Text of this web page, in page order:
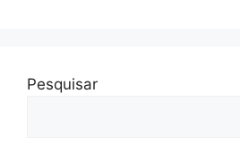
Pesquisar